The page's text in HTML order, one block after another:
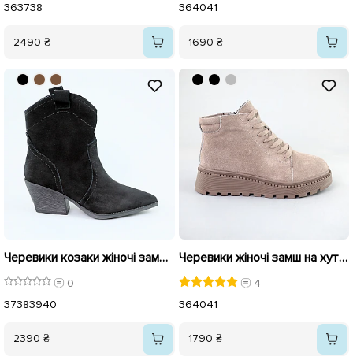
363738
2490 ₴
364041
1690 ₴
Черевики козаки жіночі замшеві байка 594017 Чорні
0
37383940
2390 ₴
Черевики жіночі замш на хутрі 593170 Сірі
4
364041
1790 ₴